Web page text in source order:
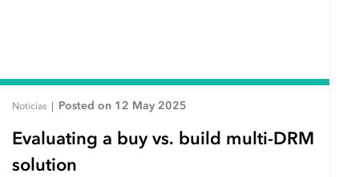
Noticias | Posted on 12 May 2025
Evaluating a buy vs. build multi-DRM
solution